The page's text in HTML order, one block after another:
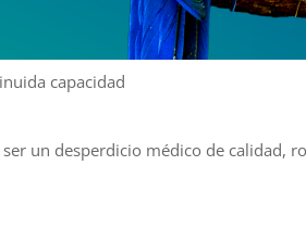
capacidad
un desperdicio médico de calidad,